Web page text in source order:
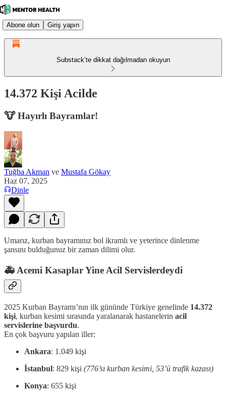
Abone olun Giriş yapın
Substack’te dikkat dağılmadan okuyun
14.372 Kişi Acilde
🐮 Hayırlı Bayramlar!
Tuğba Akman ve Mustafa Gökay
Haz 07, 2025
Dinle
Umarız, kurban bayramınız bol ikramlı ve yeterince dinlenme
şansını bulduğunuz bir zaman dilimi olur.
🚑 Acemi Kasaplar Yine Acil Servislerdeydi
2025 Kurban Bayramı’nın ilk gününde Türkiye genelinde 14.372
kişi, kurban kesimi sırasında yaralanarak hastanelerin acil
servislerine başvurdu.
En çok başvuru yapılan iller:
Ankara: 1.049 kişi
İstanbul: 829 kişi (776’sı kurban kesimi, 53’ü trafik kazası)
Konya: 655 kişi